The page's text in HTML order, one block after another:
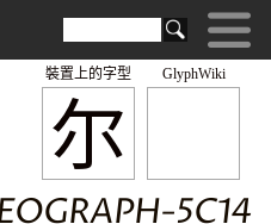
GlyphWiki
尔
裝置上的字型
5C14